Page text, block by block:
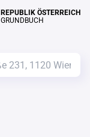
REPUBLIK ÖSTERREICH
GRUNDBUCH